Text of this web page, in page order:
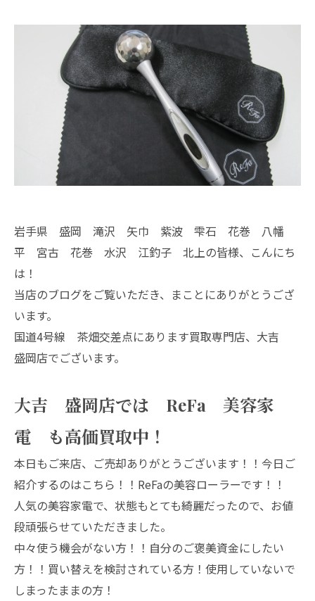
岩手県 盛岡 滝沢 矢巾 紫波 雫石 花巻 八幡
平 宮古 花巻 水沢 江釣子 北上の皆様、こんにち
は！
当店のブログをご覧いただき、まことにありがとうござ
います。
国道4号線 茶畑交差点にあります買取専門店、大吉
盛岡店でございます。
大吉 盛岡店では ReFa 美容家
電 も高価買取中！
本日もご来店、ご売却ありがとうございます！！今日ご
紹介するのはこちら！！ReFaの美容ローラーです！！
人気の美容家電で、状態もとても綺麗だったので、お値
段頑張らせていただきました。
中々使う機会がない方！！自分のご褒美資金にしたい
方！！買い替えを検討されている方！使用していないで
しまったままの方！